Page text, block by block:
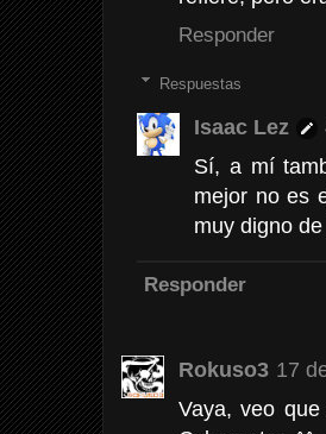
Responder
Respuestas
Isaac Lez
Sí, a mí
mejor no es
muy digno
Responder
Rokuso3 17
Vaya, veo